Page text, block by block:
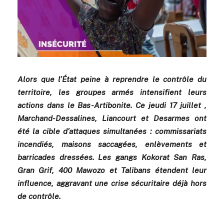
Alors que l’État peine à reprendre le contrôle du
territoire, les groupes armés intensifient leurs
actions dans le Bas-Artibonite. Ce jeudi 17 juillet ,
Marchand-Dessalines, Liancourt et Desarmes ont
été la cible d’attaques simultanées : commissariats
incendiés, maisons saccagées, enlèvements et
barricades dressées. Les gangs Kokorat San Ras,
Gran Grif, 400 Mawozo et Talibans étendent leur
influence, aggravant une crise sécuritaire déjà hors
de contrôle.